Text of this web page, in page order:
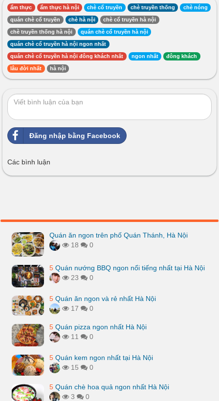
ẩm thực ẩm thực hà nội chè cổ truyền chè truyền thống chè nóng
quán chè cổ truyền chè hà nội chè cổ truyền hà nội
chè truyền thống hà nội quán chè cổ truyền hà nội
quán chè cổ truyền hà nội ngon nhất
quán chè cổ truyền hà nội đông khách nhất ngon nhất đông khách
lâu đời nhất hà nội
Đăng nhập bằng Facebook
Các bình luận
Quán ăn ngon trên phố Quán Thánh, Hà Nội
18
0
5 Quán nướng BBQ ngon nổi tiếng nhất tại Hà Nội
23
0
5 Quán ăn ngon và rẻ nhất Hà Nội
17
0
5 Quán pizza ngon nhất Hà Nội
11
0
5 Quán kem ngon nhất tại Hà Nội
15
0
5 Quán chè hoa quả ngon nhất Hà Nội
3
0